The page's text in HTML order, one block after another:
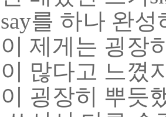
를 하나 완
제게는 굉장
많다고 느꼈
굉장히 뿌듯